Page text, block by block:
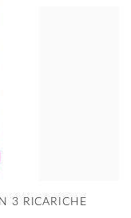
3 RICARICHE